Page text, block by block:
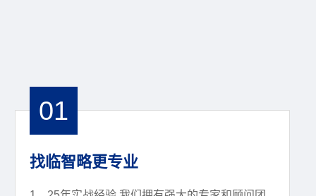
01
找临智略更专业